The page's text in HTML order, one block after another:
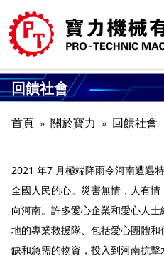
回饋社會
首頁 關於寶力 回饋社會
2021 年7 月極端降雨令河南遭遇
全國人民的心。災害無情，人有
向河南。許多愛心企業和愛心人
地的專業救援隊、包括愛心團體
缺和急需的物資，投入到河南抗